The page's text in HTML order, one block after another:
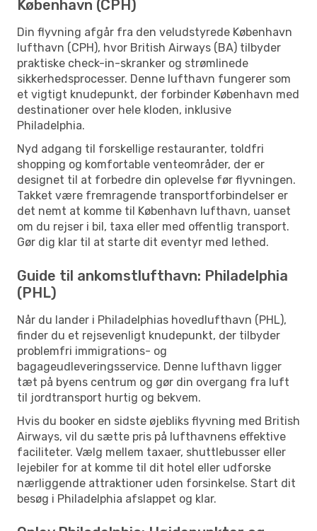
København (CPH)
Din flyvning afgår fra den veludstyrede København
lufthavn (CPH), hvor British Airways (BA) tilbyder
praktiske check-in-skranker og strømlinede
sikkerhedsprocesser. Denne lufthavn fungerer som
et vigtigt knudepunkt, der forbinder København med
destinationer over hele kloden, inklusive
Philadelphia.
Nyd adgang til forskellige restauranter, toldfri
shopping og komfortable venteområder, der er
designet til at forbedre din oplevelse før flyvningen.
Takket være fremragende transportforbindelser er
det nemt at komme til København lufthavn, uanset
om du rejser i bil, taxa eller med offentlig transport.
Gør dig klar til at starte dit eventyr med lethed.
Guide til ankomstlufthavn: Philadelphia
(PHL)
Når du lander i Philadelphias hovedlufthavn (PHL),
finder du et rejsevenligt knudepunkt, der tilbyder
problemfri immigrations- og
bagageudleveringsservice. Denne lufthavn ligger
tæt på byens centrum og gør din overgang fra luft
til jordtransport hurtig og bekvem.
Hvis du booker en sidste øjebliks flyvning med British
Airways, vil du sætte pris på lufthavnens effektive
faciliteter. Vælg mellem taxaer, shuttlebusser eller
lejebiler for at komme til dit hotel eller udforske
nærliggende attraktioner uden forsinkelse. Start dit
besøg i Philadelphia afslappet og klar.